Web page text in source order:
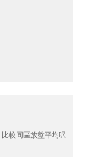
比較同區放盤平均呎